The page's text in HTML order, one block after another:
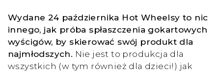
Wydane 24 października Hot Wheelsy to nic
innego, jak próba spłaszczenia gokartowych
wyścigów, by skierować swój produkt dla
najmłodszych. Nie jest to produkcja dla
wszystkich (w tym również dla dzieci!) jak